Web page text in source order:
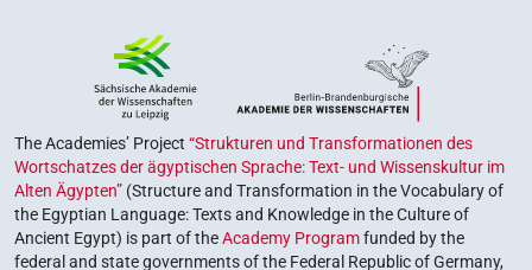
The Academies’ Project “Strukturen und Transformationen des
Wortschatzes der ägyptischen Sprache: Text- und Wissenskultur im
Alten Ägypten” (Structure and Transformation in the Vocabulary of
the Egyptian Language: Texts and Knowledge in the Culture of
Ancient Egypt) is part of theAcademy Programfunded by the
federal and state governments of the Federal Republic of Germany,